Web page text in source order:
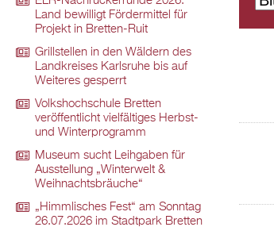
Land bewilligt Fördermittel für
Projekt in Bretten-Ruit
Grillstellen in den Wäldern des
Landkreises Karlsruhe bis auf
Weiteres gesperrt
Volkshochschule Bretten
veröffentlicht vielfältiges Herbst-
und Winterprogramm
Museum sucht Leihgaben für
Ausstellung „Winterwelt &
Weihnachtsbräuche“
„Himmlisches Fest“ am Sonntag
26.07.2026 im Stadtpark Bretten